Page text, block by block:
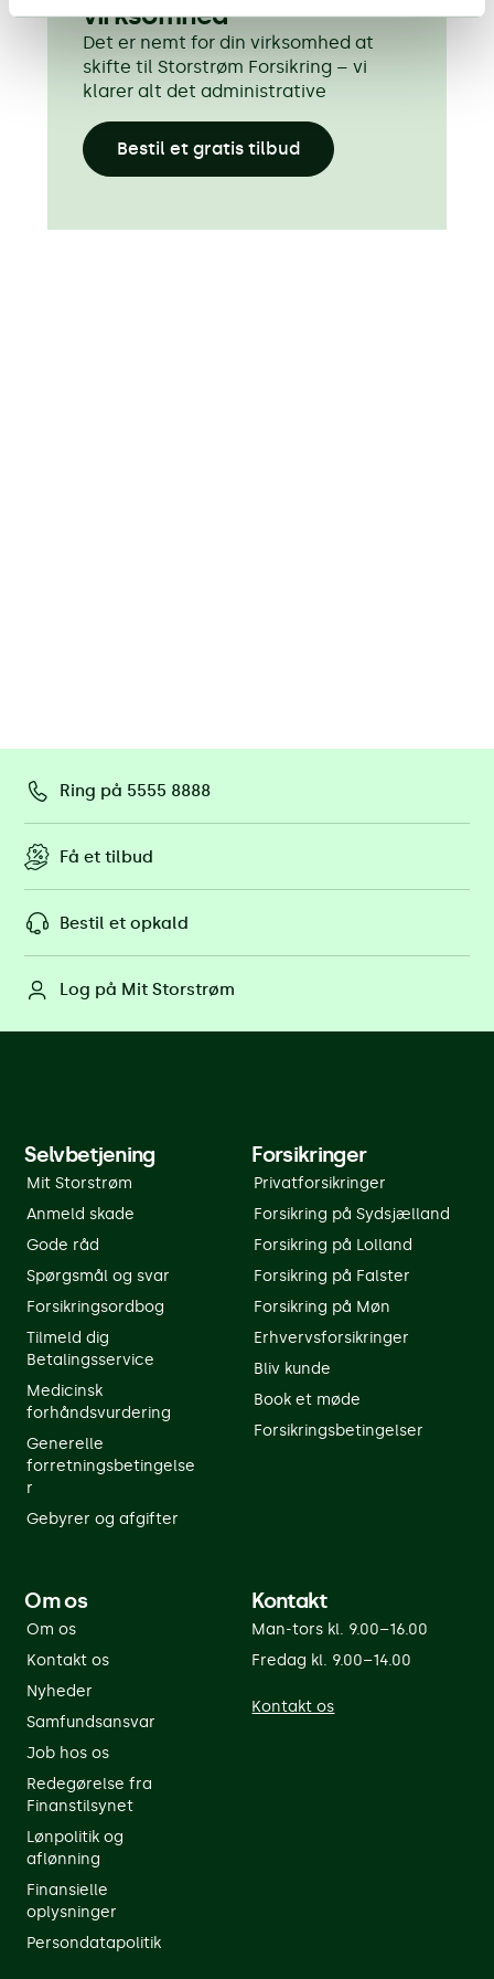
virksomhed
Det er nemt for din virksomhed at
skifte til Storstrøm Forsikring – vi
klarer alt det administrative
Bestil et gratis tilbud
Ring på 5555 8888
Få et tilbud
Bestil et opkald
Log på Mit Storstrøm
Selvbetjening
Mit Storstrøm
Anmeld skade
Gode råd
Spørgsmål og svar
Forsikringsordbog
Tilmeld dig
Betalingsservice
Medicinsk
forhåndsvurdering
Generelle
forretningsbetingelse
r
Gebyrer og afgifter
Forsikringer
Privatforsikringer
Forsikring på Sydsjælland
Forsikring på Lolland
Forsikring på Falster
Forsikring på Møn
Erhvervsforsikringer
Bliv kunde
Book et møde
Forsikringsbetingelser
Om os
Om os
Kontakt os
Nyheder
Samfundsansvar
Job hos os
Redegørelse fra
Finanstilsynet
Lønpolitik og
aflønning
Finansielle
oplysninger
Persondatapolitik
Kontakt
Man-tors kl. 9.00–16.00
Fredag kl. 9.00–14.00
Kontakt os